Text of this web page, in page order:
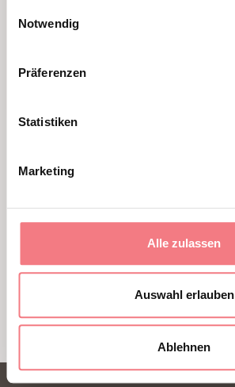
Notwendig
Präferenzen
Statistiken
Marketing
Alle zulassen
Auswahl erlauben
Ablehnen
Melere
1 - 15. August 2026 - Valbelluna